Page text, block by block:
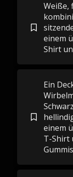
Weiße,
einem
Shirt
Ein
einem
T-Shirt